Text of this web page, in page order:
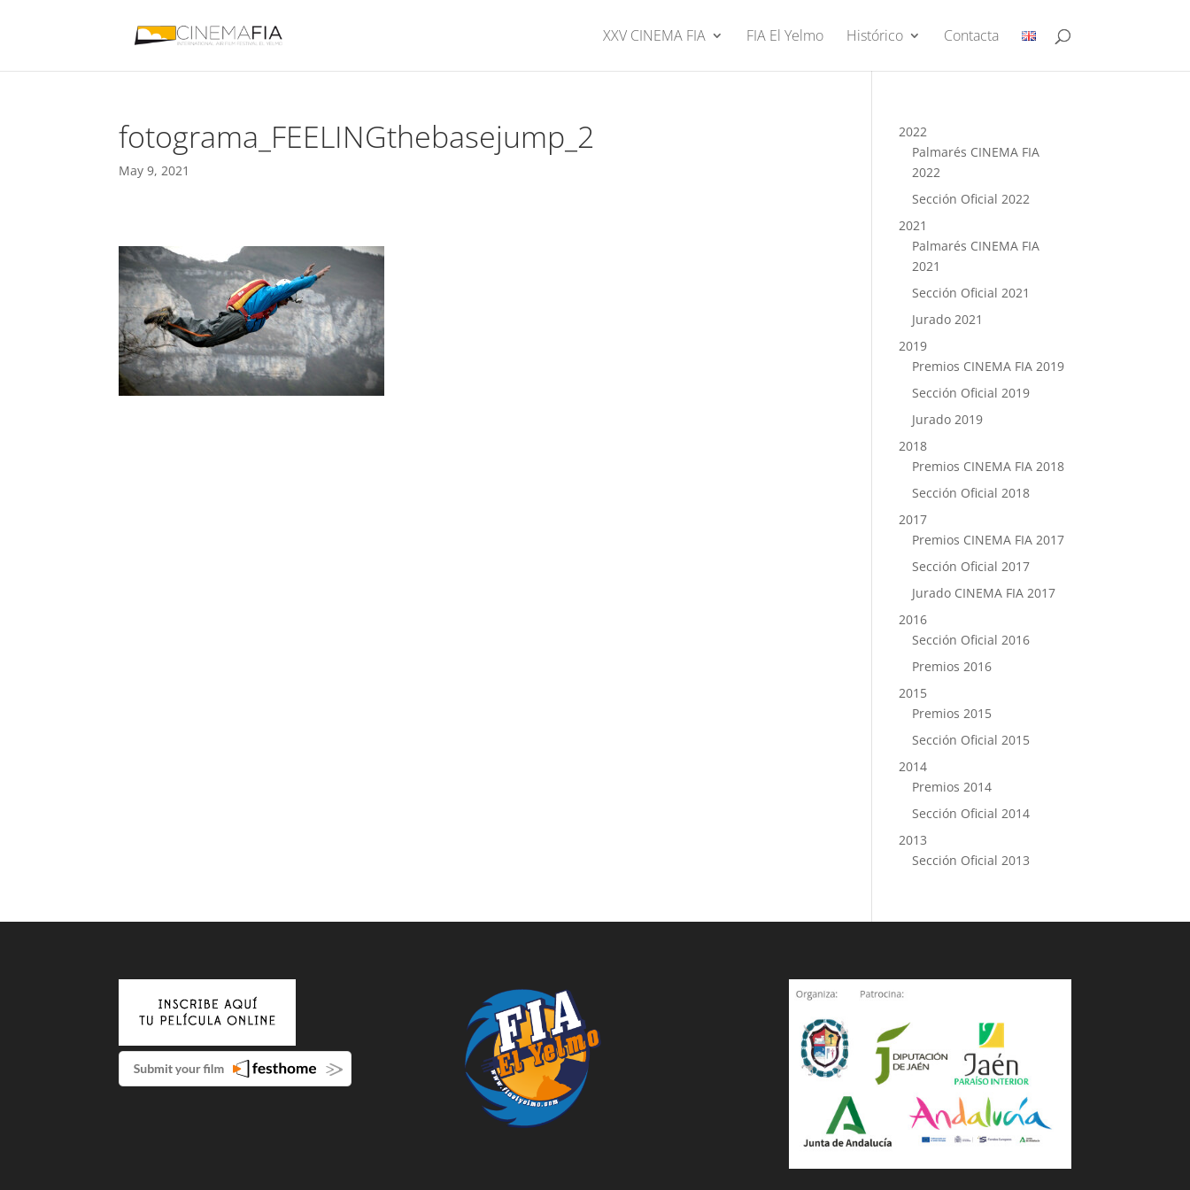
XXV CINEMA FIA FIA El Yelmo Histórico Contacta
fotograma_FEELINGthebasejump_2
May 9, 2021
2022
Palmarés CINEMA FIA
2022
Sección Oficial 2022
2021
Palmarés CINEMA FIA
2021
Sección Oficial 2021
Jurado 2021
2019
Premios CINEMA FIA 2019
Sección Oficial 2019
Jurado 2019
2018
Premios CINEMA FIA 2018
Sección Oficial 2018
2017
Premios CINEMA FIA 2017
Sección Oficial 2017
Jurado CINEMA FIA 2017
2016
Sección Oficial 2016
Premios 2016
2015
Premios 2015
Sección Oficial 2015
2014
Premios 2014
Sección Oficial 2014
2013
Sección Oficial 2013